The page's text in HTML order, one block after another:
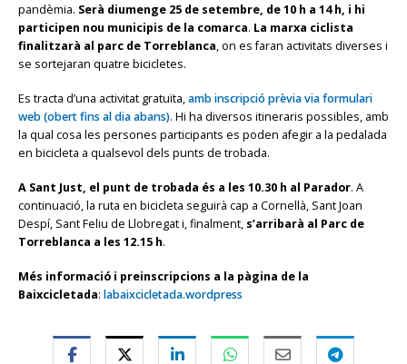
pandèmia. Serà diumenge 25 de setembre, de 10 h a 14 h, i hi
participen nou municipis de la comarca. La marxa ciclista
finalitzarà al parc de Torreblanca, on es faran activitats diverses i
se sortejaran quatre bicicletes.
Es tracta d’una activitat gratuïta,amb inscripció prèvia via formulari
web (obert fins al dia abans). Hi ha diversos itineraris possibles, amb
la qual cosa les persones participants es poden afegir a la pedalada
en bicicleta a qualsevol dels punts de trobada.
A Sant Just, el punt de trobada és a les 10.30 h al Parador. A
continuació, la ruta en bicicleta seguirà cap a Cornellà, Sant Joan
Despí, Sant Feliu de Llobregat i, finalment, s’arribarà al Parc de
Torreblanca a les 12.15 h.
Més informació i preinscripcions a la pàgina de la
Baixcicletada: labaixcicletada.wordpress